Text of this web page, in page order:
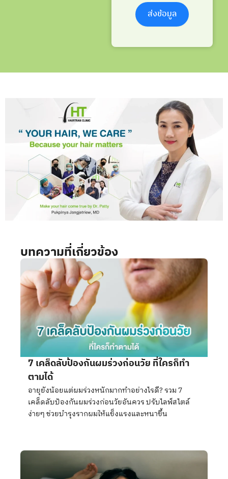
ส่งข้อมูล
บทความที่เกี่ยวข้อง
7 เคล็ดลับป้องกันผมร่วงก่อนวัย ที่ใครก็ทำ
ตามได้
อายุยังน้อยแต่ผมร่วงหนักมากทำอย่างไรดี? รวม 7
เคล็ดลับป้องกันผมร่วงก่อนวัยอันควร ปรับไลฟ์สไตล์
ง่ายๆ ช่วยบำรุงรากผมให้แข็งแรงและหนาขึ้น